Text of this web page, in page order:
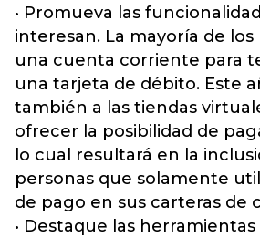
• Promueva las
interesan. La mayoría de
una cuenta corriente para
una tarjeta de débito. Este
también a las tiendas
ofrecer la posibilidad de
lo cual resultará en la
personas que solamente
de pago en sus carteras de
• Destaque las